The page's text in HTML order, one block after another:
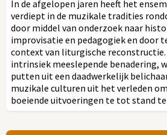
In de afgelopen jaren heeft het
verdiept in de muzikale tradities
door middel van onderzoek naar
improvisatie en pedagogiek en door
context van liturgische
intrinsiek meeslepende benadering,
putten uit een daadwerkelijk
muzikale culturen uit het verleden
boeiende uitvoeringen te tot stand